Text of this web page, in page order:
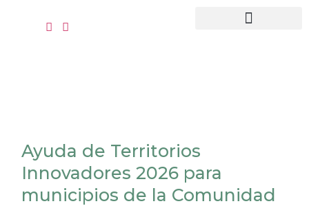
Ayuda de Territorios
Innovadores 2026 para
municipios de la Comunidad